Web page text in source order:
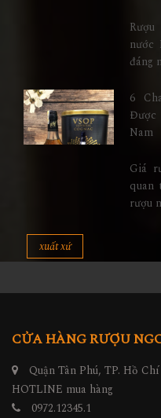
nước
đáng
6
Nam
Giá
quan
rượu
xuất xứ
CỬA HÀNG RƯỢU
Quận Tân Phú, TP. Hồ
HOTLINE mua hàng
0972.12345.1